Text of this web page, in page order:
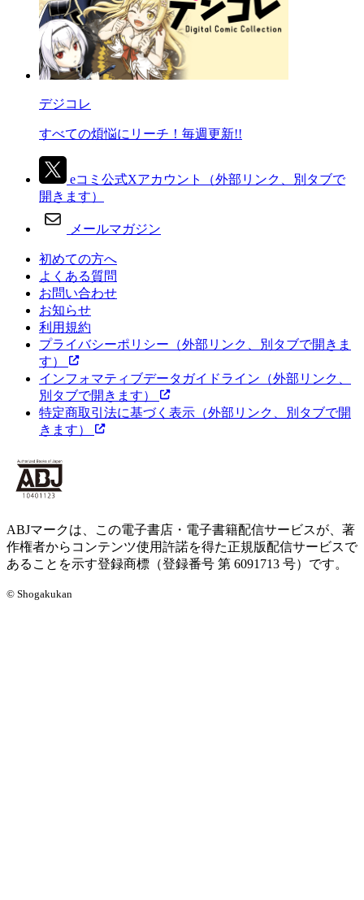
デジコレ
すべての煩悩にリーチ！毎週更新!!
eコミ公式Xアカウント
（外部リンク、別タブで
開きます）
メールマガジン
初めての方へ
よくある質問
お問い合わせ
お知らせ
利用規約
プライバシーポリシー （外部リンク、別タブで開きま
す）
インフォマティブデータガイドライン （外部リンク、
別タブで開きます）
特定商取引法に基づく表示 （外部リンク、別タブで開
きます）
ABJマークは、この電子書店・電子書籍配信サービスが、著
作権者からコンテンツ使用許諾を得た正規版配信サービスで
あることを示す登録商標（登録番号 第 6091713 号）です。
© Shogakukan